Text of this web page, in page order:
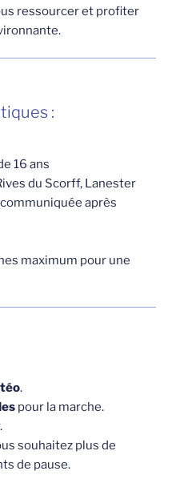
ressourcer et profiter
:
16 ans
du Scorff, Lanester
après
maximum pour une
.
pour la marche.
souhaitez plus de
de pause.